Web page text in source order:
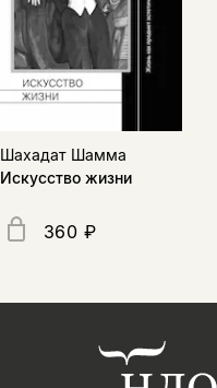
Шахадат Шамма
Искусство жизни
360 ₽